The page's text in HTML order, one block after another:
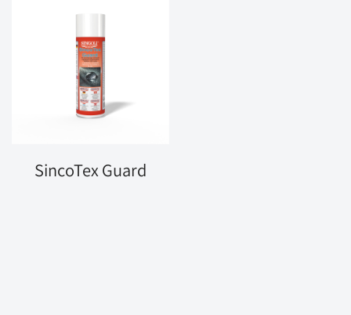
SincoTex Guard